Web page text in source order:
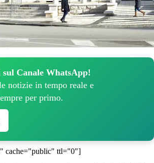
sul Canale WhatsApp!
notizie in tempo reale e
per primo.
cache="public" ttl="0"]